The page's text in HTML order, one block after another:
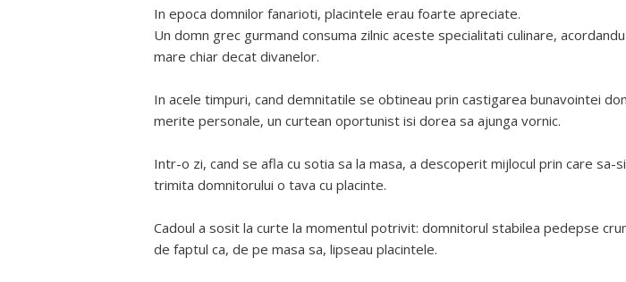
In epoca domnilor fanarioti, placintele erau foarte apreciate.
Un domn grec gurmand consuma zilnic aceste specialitati culinare,
mare chiar decat divanelor.
In acele timpuri, cand demnitatile se obtineau prin castigarea bunavointei
merite personale, un curtean oportunist isi dorea sa ajunga vornic.
Intr-o zi, cand se afla cu sotia sa la masa, a descoperit mijlocul prin care sa-
trimita domnitorului o tava cu placinte.
Cadoul a sosit la curte la momentul potrivit: domnitorul stabilea pedepse
de faptul ca, de pe masa sa, lipseau placintele.